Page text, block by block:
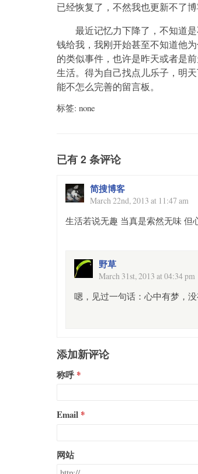
已经恢复了，不然我也更新不了
最近记忆力下降了，不知道
钱给我，我刚开始甚至不知道他
的类似事件，也许是昨天或者是
生活。得为自己找点儿乐子，明
能不怎么完善的留言板。
标签: none
已有 2 条评论
简搜博客
March 22nd, 2013 at 11:47 am
生活若说无趣 当真是索然无味 但
野草
March 31st, 2013 at 04:34 pm
嗯，见过一句话：心中有梦，没
添加新评论
称呼
Email
网站